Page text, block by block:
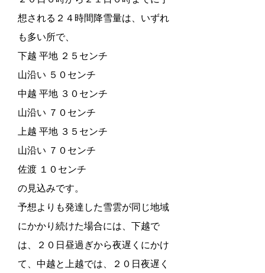
想される２４時間降雪量は、いずれ
も多い所で、
下越 平地 ２５センチ
山沿い ５０センチ
中越 平地 ３０センチ
山沿い ７０センチ
上越 平地 ３５センチ
山沿い ７０センチ
佐渡 １０センチ
の見込みです。
予想よりも発達した雪雲が同じ地域
にかかり続けた場合には、下越で
は、２０日昼過ぎから夜遅くにかけ
て、中越と上越では、２０日夜遅く